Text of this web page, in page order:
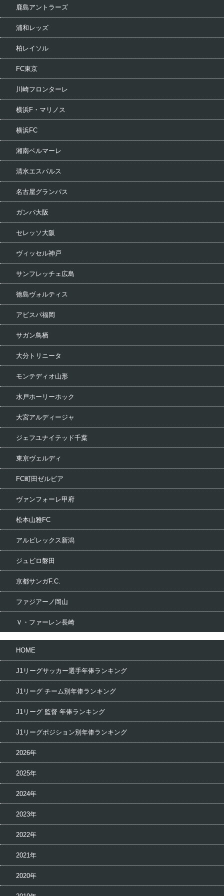
鹿島アントラーズ
浦和レッズ
柏レイソル
FC東京
川崎フロンターレ
横浜F・マリノス
横浜FC
湘南ベルマーレ
清水エスパルス
名古屋グランパス
ガンバ大阪
セレッソ大阪
ヴィッセル神戸
サンフレッチェ広島
徳島ヴォルティス
アビスパ福岡
サガン鳥栖
大分トリニータ
モンテディオ山形
水戸ホーリーホック
大宮アルディージャ
ジェフユナイテッド千葉
東京ヴェルディ
FC町田ゼルビア
ヴァンフォーレ甲府
松本山雅FC
アルビレックス新潟
ジュビロ磐田
京都サンガF.C.
ファジアーノ岡山
Ｖ・ファーレン長崎
HOME
J1リーグサッカー選手年俸ランキング
J1リーグ チーム別年俸ランキング
J1リーグ 監督 年俸ランキング
J1リーグポジション別年俸ランキング
2026年
2025年
2024年
2023年
2022年
2021年
2020年